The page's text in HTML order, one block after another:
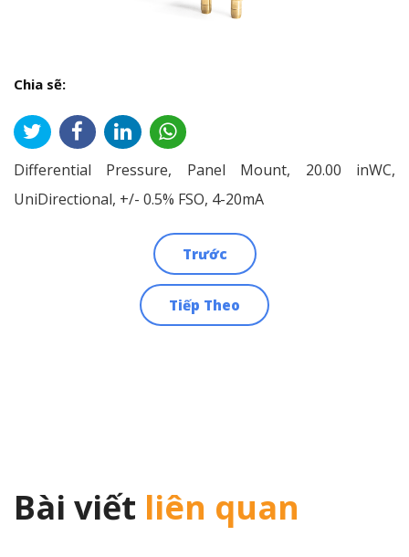
Chia sẽ:
Differential Pressure, Panel Mount, 20.00 inWC,
UniDirectional, +/- 0.5% FSO, 4-20mA
Trước
Tiếp Theo
Bài viết liên quan